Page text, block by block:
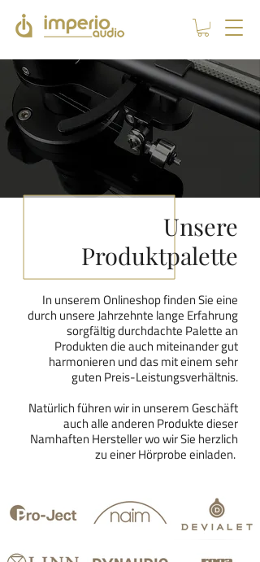
Unsere
Produktpalette
In unserem Onlineshop finden Sie eine
durch unsere Jahrzehnte lange Erfahrung
sorgfältig durchdachte Palette an
Produkten die auch miteinander gut
harmonieren und dasmit einem sehr
guten Preis-Leistungsverhältnis.
Natürlich führen wir in unserem Geschäft
auch alle anderen Produkte dieser
Namhaften Hersteller wo wir Sie herzlich
zu einer Hörprobe einladen.